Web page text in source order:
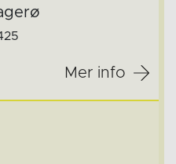
Mer info